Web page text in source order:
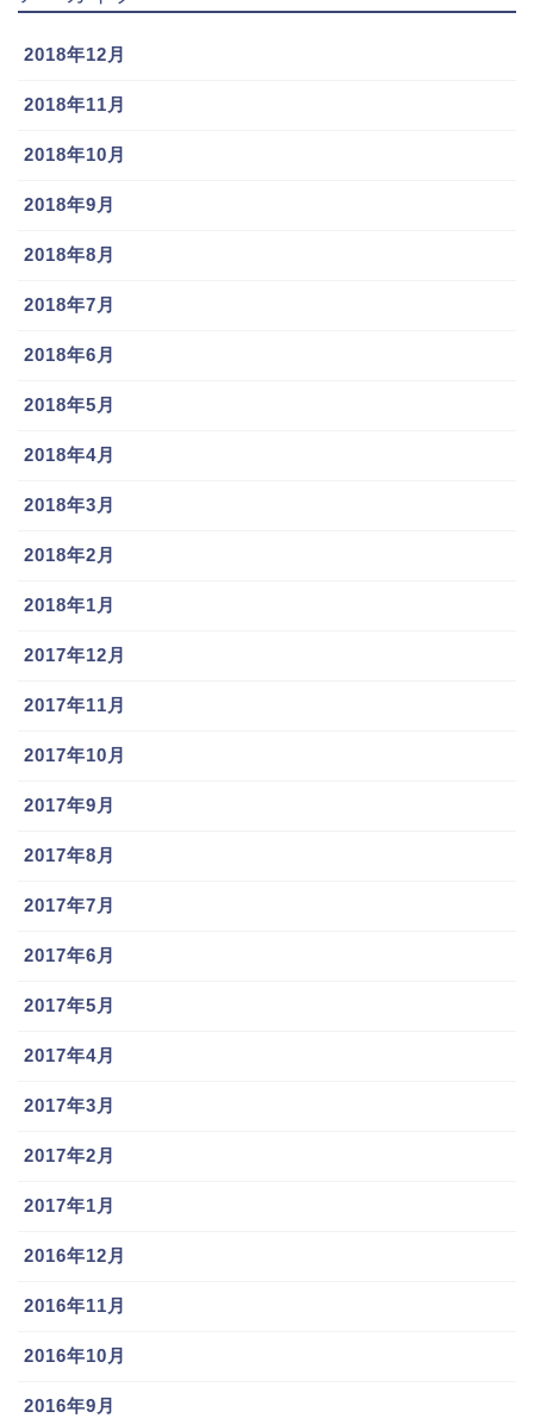
2018年12月
2018年11月
2018年10月
2018年9月
2018年8月
2018年7月
2018年6月
2018年5月
2018年4月
2018年3月
2018年2月
2018年1月
2017年12月
2017年11月
2017年10月
2017年9月
2017年8月
2017年7月
2017年6月
2017年5月
2017年4月
2017年3月
2017年2月
2017年1月
2016年12月
2016年11月
2016年10月
2016年9月